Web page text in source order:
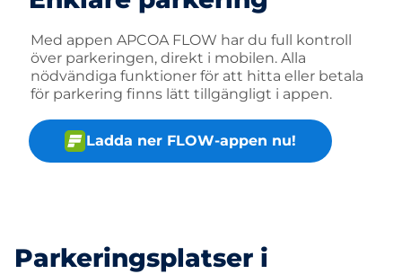
Med appen APCOA FLOW har du full kontroll
över parkeringen, direkt i mobilen. Alla
nödvändiga funktioner för att hitta eller betala
för parkering finns lätt tillgängligt i appen.
Ladda ner FLOW-appen nu!
Parkeringsplatser i